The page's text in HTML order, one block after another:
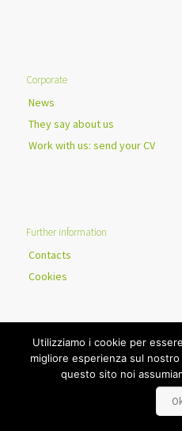
Corporate
News
They say about us
Work with us: send your CV
Further information
Contacts
Cookies
Mobysign Ltd - UK
Utilizziamo i cookie per
migliore esperienza sul
questo sito noi